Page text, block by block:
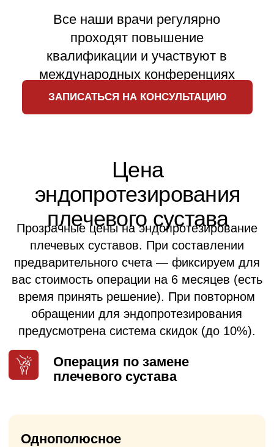
Рекомендуем
за сутки
Одноместная палата повышенной
комфортного восстановления.
День госпитализации - бесплатно, не
оплачивается палата и пребывание.
Что входит:
санузел
✓ душевая кабина с гидромассажным
✓удобная медицинская кровать с
пультом управления
✓LCD-телевизор
✓бесплатный Wi-Fi
✓кондиционер
уход медсестры